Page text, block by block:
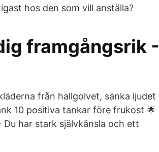
hos den som vill anställa?
framgångsrik -
från hallgolvet, sänka ljudet
10 positiva tankar före frukost 🌟
har stark självkänsla och ett